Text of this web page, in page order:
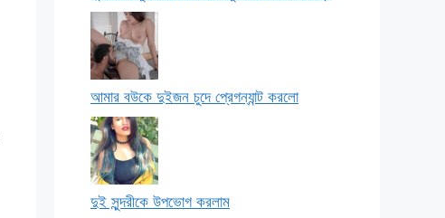
আমার বউকে দুইজন চুদে প্রেগন্যান্ট করলো
দুই সুন্দরীকে উপভোগ করলাম